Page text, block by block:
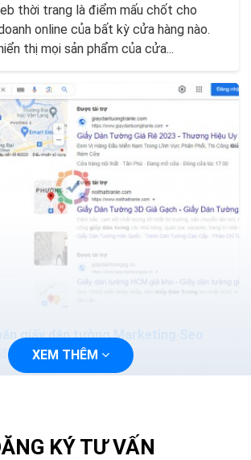
thời trang là điểm mấu chốt cho
online của bất kỳ cửa hàng nào.
thị mọi sản phẩm của cửa...
giấy dán tường Marketing Seo
100%
nghệ 4.0 việc marketing hay tiếp
XEM THÊM
KÝ TƯ VẤN